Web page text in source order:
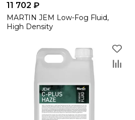
11 702 ₽
MARTIN JEM Low-Fog Fluid,
High Density